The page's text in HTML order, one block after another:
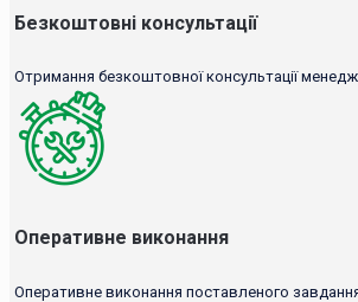
Безкоштовні консультації
Отримання безкоштовної консультації
Оперативне виконання
Оперативне виконання поставленого